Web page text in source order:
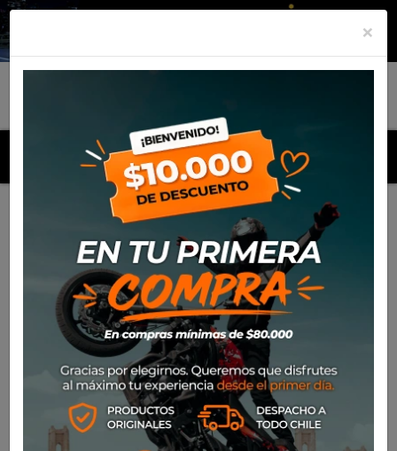
MENU
Productos Polera Alpinestars Quest
×